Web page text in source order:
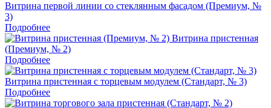
Витрина первой линии со стеклянным фасадом (Премиум, №
3)
Подробнее
Витрина пристенная
(Премиум, № 2)
Подробнее
Витрина пристенная с торцевым модулем (Стандарт, № 3)
Подробнее